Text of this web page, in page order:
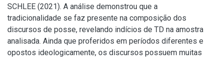
SCHLEE (2021). A análise demonstrou que a
tradicionalidade se faz presente na composição dos
discursos de posse, revelando indícios de TD na amostra
analisada. Ainda que proferidos em períodos diferentes e
opostos ideologicamente, os discursos possuem muitas